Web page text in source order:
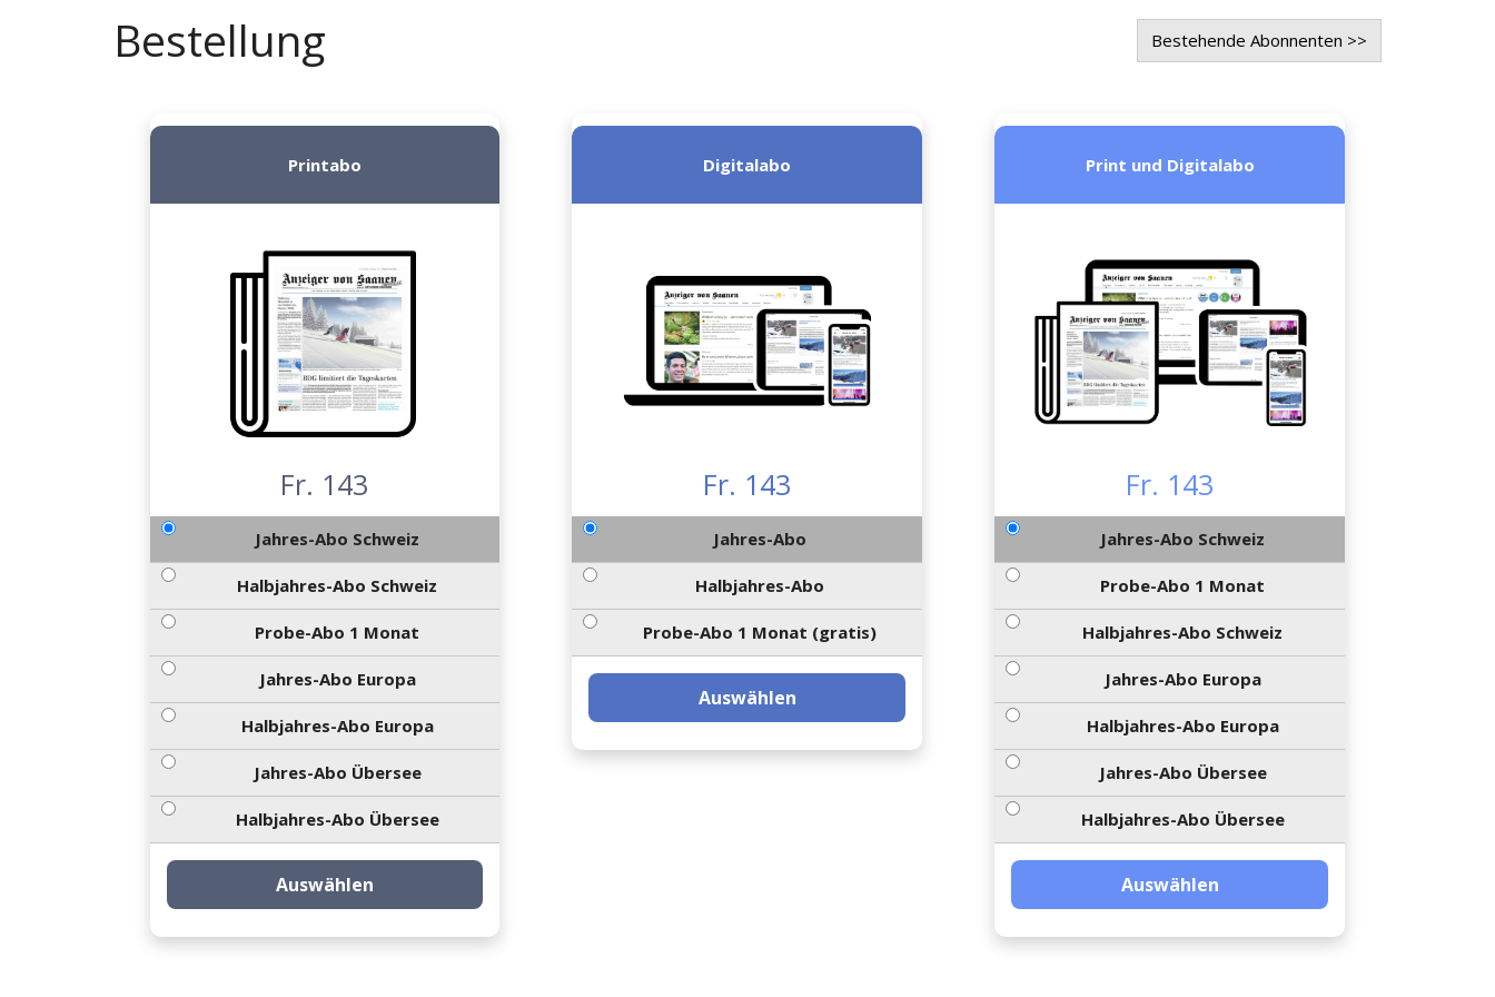
Bestellung Bestehende Abonnenten >>
Printabo
Fr. 143
Jahres-Abo Schweiz
Halbjahres-Abo Schweiz
Probe-Abo 1 Monat
Jahres-Abo Europa
Halbjahres-Abo Europa
Jahres-Abo Übersee
Halbjahres-Abo Übersee
Auswählen
Digitalabo
Fr. 143
Jahres-Abo
Halbjahres-Abo
Probe-Abo 1 Monat (gratis)
Auswählen
Print und Digitalabo
Fr. 143
Jahres-Abo Schweiz
Probe-Abo 1 Monat
Halbjahres-Abo Schweiz
Jahres-Abo Europa
Halbjahres-Abo Europa
Jahres-Abo Übersee
Halbjahres-Abo Übersee
Auswählen